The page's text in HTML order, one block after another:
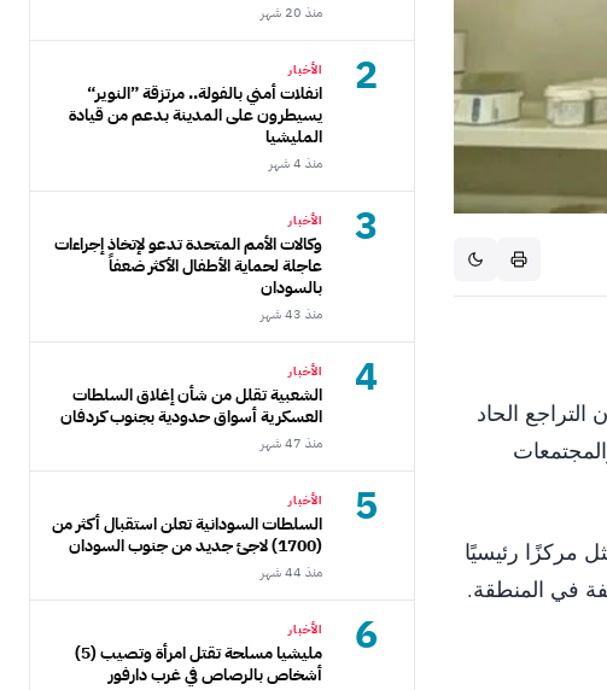
الحاد
مركزًا رئيسيًا
منذ 20 شهر
2 الأخبار
انفلات أمني بالفولة.. مرتزقة ”النوير“
يسيطرون على المدينة بدعم من قيادة
المليشيا
منذ 4 شهر
3 الأخبار
وكالات الأمم المتحدة تدعو لإتخاذ إجراءات
عاجلة لحماية الأطفال الأكثر ضعفاً
بالسودان
منذ 43 شهر
4 الأخبار
الشعبية تقلل من شأن إغلاق السلطات
العسكرية أسواق حدودية بجنوب كردفان
منذ 47 شهر
5 الأخبار
السلطات السودانية تعلن استقبال أكثر من
(1700) لاجئ جديد من جنوب السودان
منذ 44 شهر
6 الأخبار
مليشيا مسلحة تقتل امرأة وتصيب (5)
أشخاص بالرصاص في غرب دارفور